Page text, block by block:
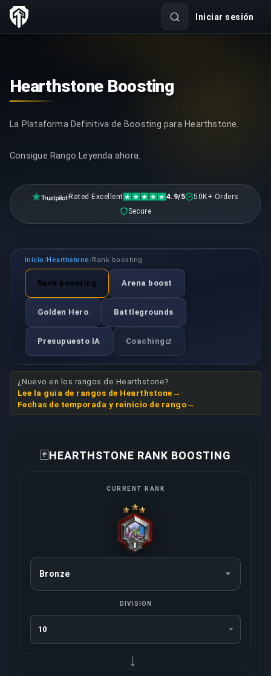
Iniciar sesión
Hearthstone Boosting
La Plataforma Definitiva de Boosting para Hearthstone.
Consigue Rango Leyenda ahora.
Rated Excellent 4.9/5
50K+ Orders
Secure
Inicio /Hearthstone /Rank boosting
Rank boosting Arena boost
Golden Hero Battlegrounds
Presupuesto IA Coaching
¿Nuevo en los rangos de Hearthstone?
Lee la guía de rangos de Hearthstone
·
Fechas de temporada y reinicio de rango
🃏HEARTHSTONE RANK BOOSTING
CURRENT RANK
DIVISION
→